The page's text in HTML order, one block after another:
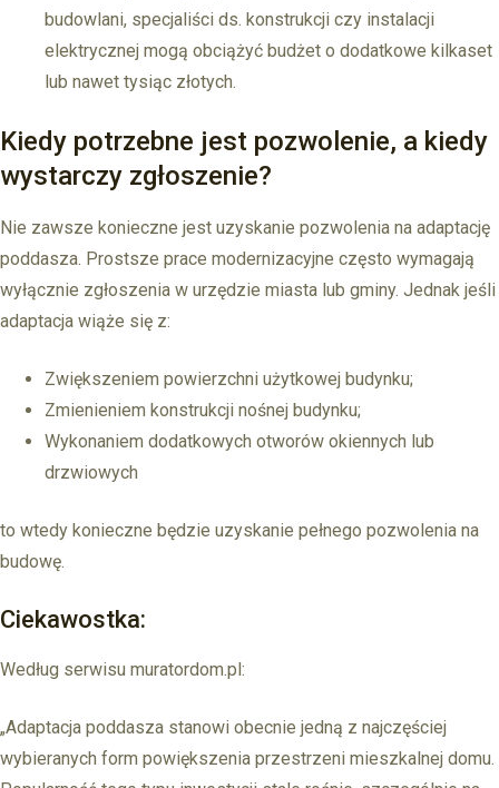
budowlani, specjaliści ds. konstrukcji czy instalacji
elektrycznej mogą obciążyć budżet o dodatkowe kilkaset
lub nawet tysiąc złotych.
Kiedy potrzebne jest pozwolenie, a kiedy
wystarczy zgłoszenie?
Nie zawsze konieczne jest uzyskanie pozwolenia na adaptację
poddasza. Prostsze prace modernizacyjne często wymagają
wyłącznie zgłoszenia w urzędzie miasta lub gminy. Jednak jeśli
adaptacja wiąże się z:
Zwiększeniem powierzchni użytkowej budynku;
Zmienieniem konstrukcji nośnej budynku;
Wykonaniem dodatkowych otworów okiennych lub
drzwiowych
to wtedy konieczne będzie uzyskanie pełnego pozwolenia na
budowę.
Ciekawostka:
Według serwisu muratordom.pl:
„Adaptacja poddasza stanowi obecnie jedną z najczęściej
wybieranych form powiększenia przestrzeni mieszkalnej domu.